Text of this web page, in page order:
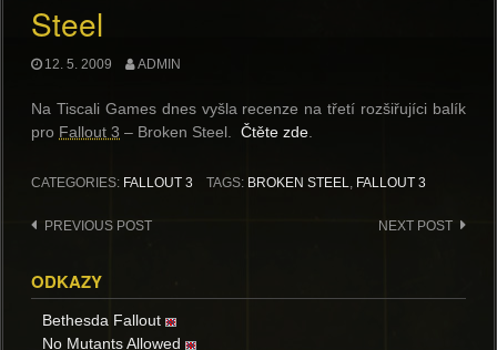
Steel
12. 5. 2009 ADMIN
Na Tiscali Games dnes vyšla recenze na třetí rozšiřujíci balík
pro Fallout 3 – Broken Steel. Čtěte zde.
CATEGORIES: FALLOUT 3 TAGS: BROKEN STEEL, FALLOUT 3
Post
PREVIOUS POST NEXT POST
ODKAZY
Bethesda Fallout
No Mutants Allowed